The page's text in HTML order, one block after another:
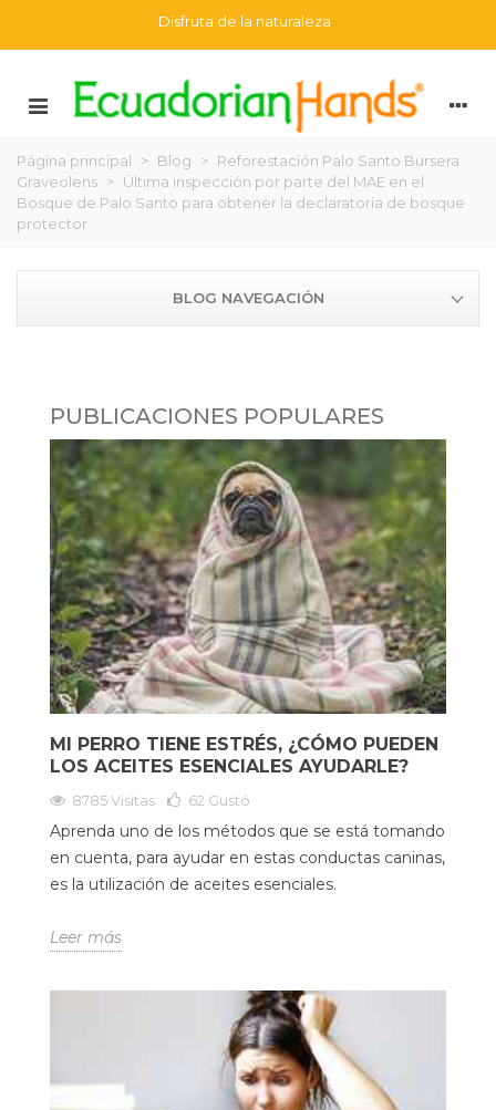
Disfruta de la naturaleza
Página principal > Blog > Reforestación Palo Santo Bursera
Graveolens > Última inspección por parte del MAE en el
Bosque de Palo Santo para obtener la declaratoria de bosque
protector
BLOG NAVEGACIÓN
PUBLICACIONES POPULARES
MI PERRO TIENE ESTRÉS, ¿CÓMO PUEDEN
LOS ACEITES ESENCIALES AYUDARLE?
8785 Visitas 62 Gustó
Aprenda uno de los métodos que se está tomando
en cuenta, para ayudar en estas conductas caninas,
es la utilización de aceites esenciales.
Leer más